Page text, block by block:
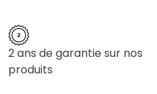
2 ans de garantie sur nos
produits